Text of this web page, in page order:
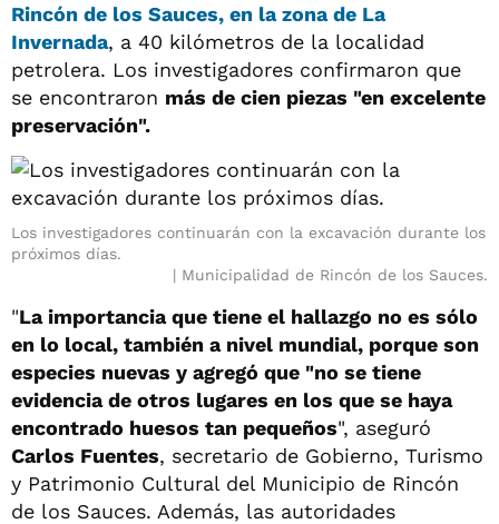
Rincón de los Sauces, en lazona de La
Invernada, a 40 kilómetros de la localidad
petrolera. Los investigadores confirmaron que
se encontraron más de cien piezas "en excelente
preservación".
Los investigadores continuarán con la excavación durante los
próximos días.
Municipalidad de Rincón de los Sauces.
"La importancia que tiene el hallazgo no es sólo
en lo local, también a nivel mundial, porque son
especies nuevas y agregó que "no se tiene
evidencia de otros lugares en los que se haya
encontrado huesos tan pequeños", aseguró
Carlos Fuentes, secretario de Gobierno, Turismo
y Patrimonio Cultural del Municipio de Rincón
de los Sauces. Además, las autoridades